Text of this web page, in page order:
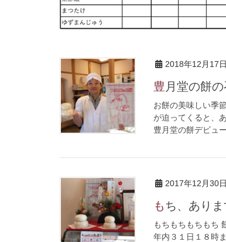
2018年12月17日
豊月堂の餅
お餅の美味しい季
が迫ってくると、
豊月堂の餅デビュ
2017年12月30日
もち、あり
もちもちもちもち
年内３１日１８時